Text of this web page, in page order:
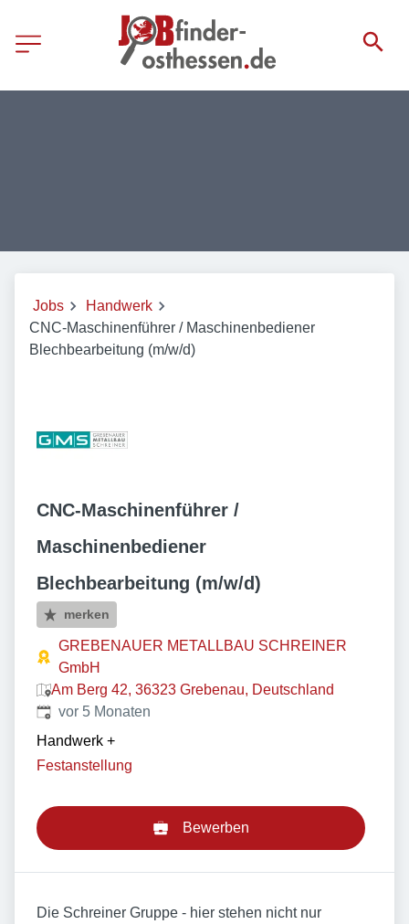
Jobs
Handwerk
CNC-Maschinenführer / Maschinenbediener
Blechbearbeitung (m/w/d)
CNC-Maschinenführer /
Maschinenbediener
Blechbearbeitung (m/w/d)
merken
GREBENAUER METALLBAU SCHREINER
GmbH
Am Berg 42, 36323 Grebenau, Deutschland
Veröffentlicht:
vor 5 Monaten
Handwerk +
Festanstellung
Bewerben
Die Schreiner Gruppe - hier stehen nicht nur